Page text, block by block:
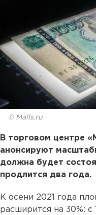
© Malls.ru
В торговом центре
анонсируют
должна будет
продлится два года.
К осени 2021 года
расширится на 30%: с